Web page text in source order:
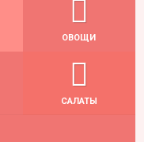
ОВОЩИ
САЛАТЫ